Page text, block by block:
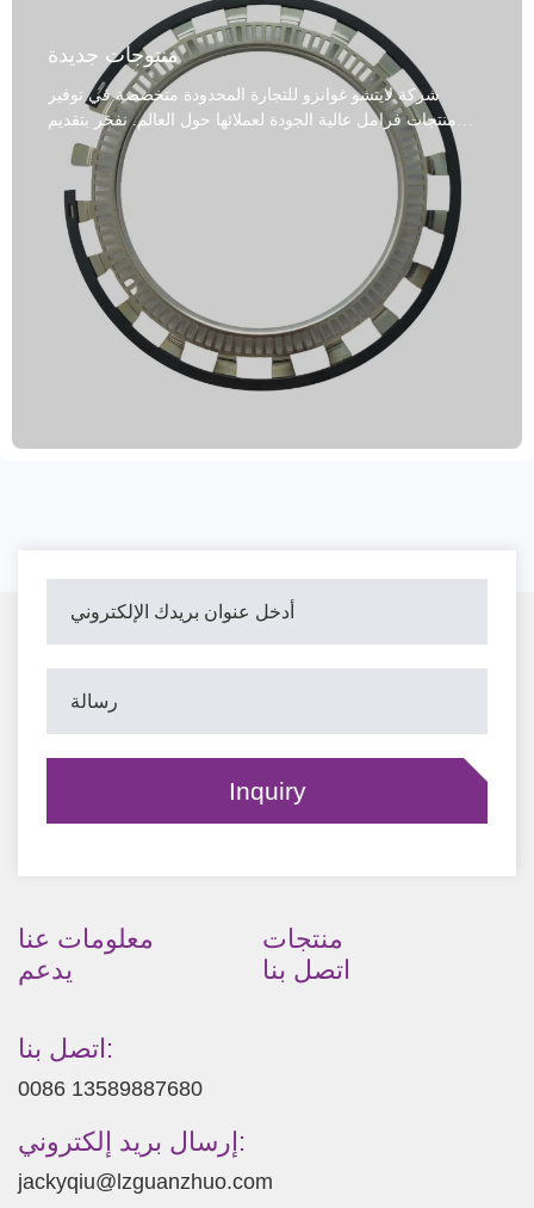
منتوجات جديدة
شركة لايتشو غوانزو للتجارة المحدودة متخصصة في توفير
منتجات فرامل عالية الجودة لعملائها حول العالم. نفخر بتقديم
أطقم تروس حلقات ABS، المصنعة في مقاطعة شاندونغ،
الصين. تخضع هذه المنتجات لعمليات تصنيع دقيقة، تشمل
الخراطة والطحن، وهي متوفرة بألوان متنوعة، منها الرمادي
والأسود والمعدني والذهبي. مصنوعة من الفولاذ ومسحوق
المعادن، وهي موثوقة ومعتمدة وفقًا لمعايير IATF TS16949
افتراضي طويل، وصديقة للبيئة، مع خيارات متنوعة. نوفر خيارات
شحن وتغليف متنوعة، تشمل الصناديق والكرتون والمنصات
النقالة والشحن بالجملة. تشمل إجراءات منع الصدأ التزييت
والطلاء والطلاء. يتيح لنا نهجنا المتمحور حول العميل قبول طلبات
لعملائنا حول العالم.
معلومات عنا
منتجات
يدعم
اتصل بنا
اتصل بنا:
0086 13589887680
إرسال بريد إلكتروني:
jackyqiu@lzguanzhuo.com